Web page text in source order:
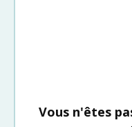
Vous n'êtes